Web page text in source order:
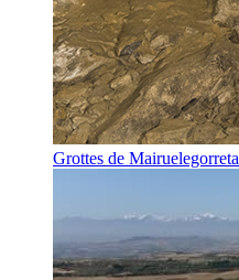
Grottes de Mairuelegorreta